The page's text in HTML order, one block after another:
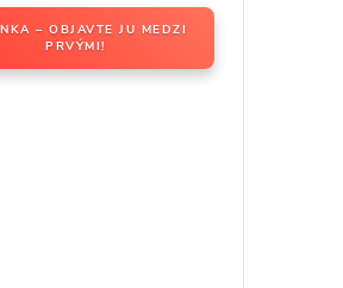
– OBJAVTE JU MEDZI
PRVÝMI!